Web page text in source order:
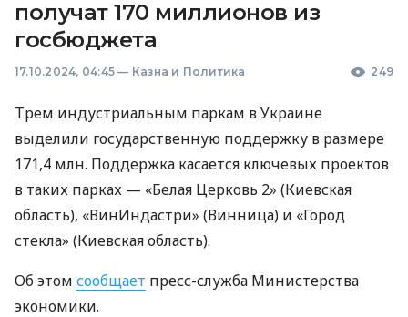
получат 170 миллионов из
госбюджета
17.10.2024, 04:45 — Казна и Политика 249
Трем индустриальным паркам в Украине
выделили государственную поддержку в размере
171,4 млн. Поддержка касается ключевых проектов
в таких парках — «Белая Церковь 2» (Киевская
область), «ВинИндастри» (Винница) и «Город
стекла» (Киевская область).
Об этом сообщает пресс-служба Министерства
экономики.